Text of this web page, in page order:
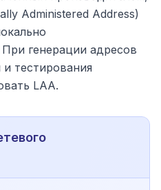
Administered Address)
генерации адресов
тестирования
LAA.